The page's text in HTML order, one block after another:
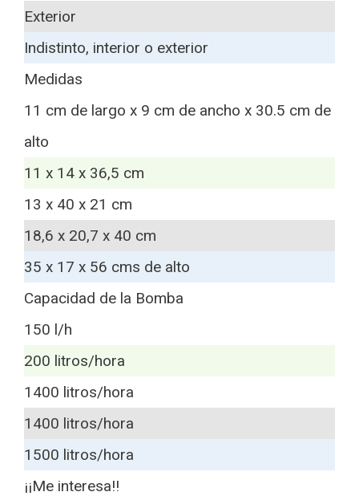
Exterior
Indistinto, interior o exterior
Medidas
11 cm de largo x 9 cm de ancho x 30.5 cm de
alto
11 x 14 x 36,5 cm
13 x 40 x 21 cm
18,6 x 20,7 x 40 cm
35 x 17 x 56 cms de alto
Capacidad de la Bomba
150 l/h
200 litros/hora
1400 litros/hora
1400 litros/hora
1500 litros/hora
¡¡Me interesa!!